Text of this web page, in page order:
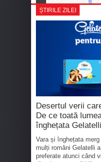
ȘTIRILE ZILEI
Desertul verii
De ce toată
înghețata
Vara și înghețata
mulți români Gelatelli
preferate atunci când